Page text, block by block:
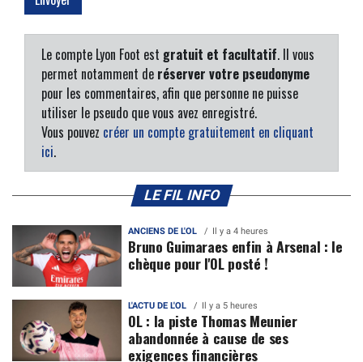
Le compte Lyon Foot est gratuit et facultatif. Il vous
permet notamment de réserver votre pseudonyme
pour les commentaires, afin que personne ne puisse
utiliser le pseudo que vous avez enregistré.
Vous pouvez créer un compte gratuitement en cliquant
ici.
LE FIL INFO
ANCIENS DE L'OL Il y a 4 heures
Bruno Guimaraes enfin à Arsenal : le
chèque pour l'OL posté !
L'ACTU DE L'OL Il y a 5 heures
OL : la piste Thomas Meunier
abandonnée à cause de ses
exigences financières